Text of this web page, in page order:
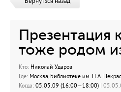
Презентация
тоже родом
Кто: Николай Ударов
Где: Москва, Библиотеке им. Н.А.
Когда: 05.05.09 (16:00—18:00) |